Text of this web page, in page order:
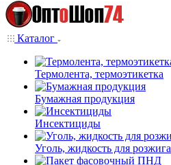
Каталог
Термолента, термоэтикетка
Бумажная продукция
Инсектициды
Уголь, жидкость для розжига